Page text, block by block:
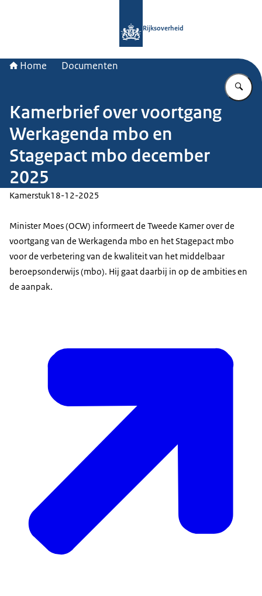
Rijksoverheid
Home Documenten
Kamerbrief over voortgang
Werkagenda mbo en
Stagepact mbo december
2025
Kamerstuk18-12-2025
Minister Moes (OCW) informeert de Tweede Kamer over de
voortgang van de Werkagenda mbo en het Stagepact mbo
voor de verbetering van de kwaliteit van het middelbaar
beroepsonderwijs (mbo). Hij gaat daarbij in op de ambities en
de aanpak.